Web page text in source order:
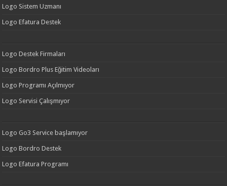
Logo Sistem Uzmanı
Logo Efatura Destek
Logo Destek Firmaları
Logo Bordro Plus Eğitim Videoları
Logo Programı Açılmıyor
Logo Servisi Çalışmıyor
Logo Go3 Service başlamıyor
Logo Bordro Destek
Logo Efatura Programı